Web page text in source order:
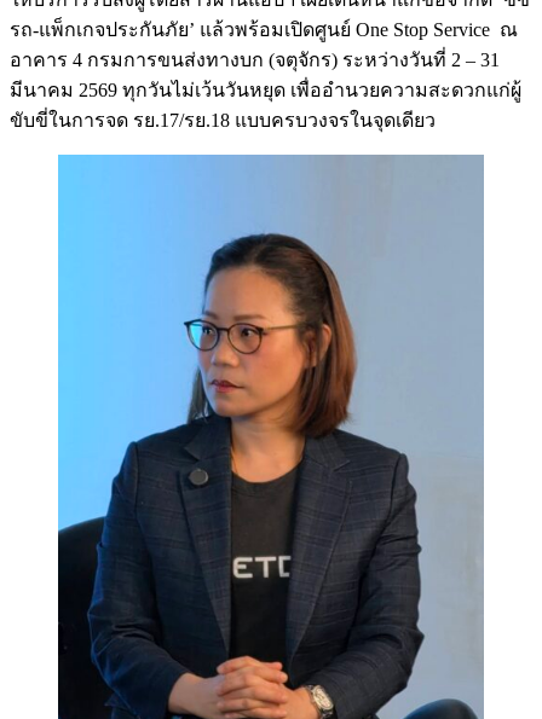
รถ-แพ็กเกจประกันภัย’ แล้วพร้อมเปิดศูนย์ One Stop Service ณ
อาคาร 4 กรมการขนส่งทางบก (จตุจักร) ระหว่างวันที่ 2 – 31
มีนาคม 2569 ทุกวันไม่เว้นวันหยุด เพื่ออำนวยความสะดวกแก่ผู้
ขับขี่ในการจด รย.17/รย.18 แบบครบวงจรในจุดเดียว